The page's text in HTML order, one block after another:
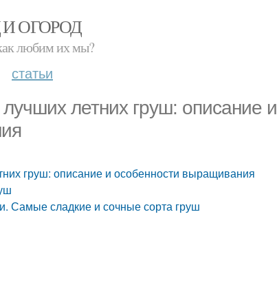
ОГОРОД
любим их мы?
статьи
летних груш: описание и
груш: описание и особенности выращивания
Самые сладкие и сочные сорта груш